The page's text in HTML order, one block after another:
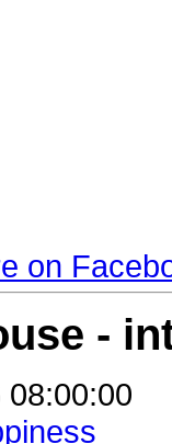
on
-
08:00:00